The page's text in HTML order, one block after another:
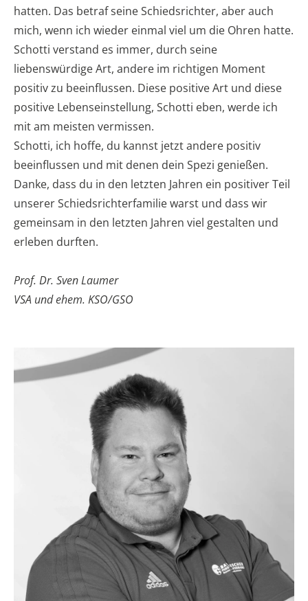
hatten. Das betraf seine Schiedsrichter, aber auch
mich, wenn ich wieder einmal viel um die Ohren hatte.
Schotti verstand es immer, durch seine
liebenswürdige Art, andere im richtigen Moment
positiv zu beeinflussen. Diese positive Art und diese
positive Lebenseinstellung, Schotti eben, werde ich
mit am meisten vermissen.
Schotti, ich hoffe, du kannst jetzt andere positiv
beeinflussen und mit denen dein Spezi genießen.
Danke, dass du in den letzten Jahren ein positiver Teil
unserer Schiedsrichterfamilie warst und dass wir
gemeinsam in den letzten Jahren viel gestalten und
erleben durften.
Prof. Dr. Sven Laumer
VSA und ehem. KSO/GSO